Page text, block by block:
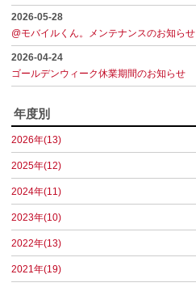
2026-05-28
@モバイルくん。メンテナンスのお知らせ
2026-04-24
ゴールデンウィーク休業期間のお知らせ
年度別
2026年(13)
2025年(12)
2024年(11)
2023年(10)
2022年(13)
2021年(19)